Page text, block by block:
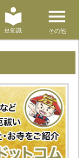
豆知識 その他